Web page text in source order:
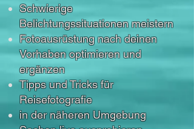
Schwierige
Belichtungssituationen meistern
Fotoausrüstung nach deinen
Vorhaben optimieren und
ergänzen
Tipps und Tricks für
Reisefotografie
in der näheren Umgebung